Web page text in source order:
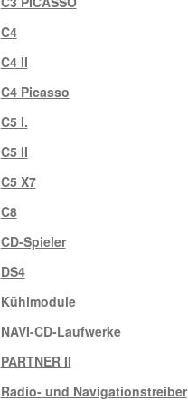
C4
C4 II
C4 Picasso
C5 I.
C5 II
C5 X7
C8
CD-Spieler
DS4
Kühlmodule
NAVI-CD-Laufwerke
PARTNER II
Radio- und Navigationstreiber